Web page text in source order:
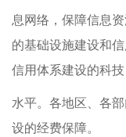
息网络，保障信息
的基础设施建设和
信用体系建设的科技
水平。各地区、各
设的经费保障。